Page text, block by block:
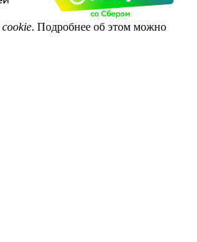
cookie. Подробнее об этом можно